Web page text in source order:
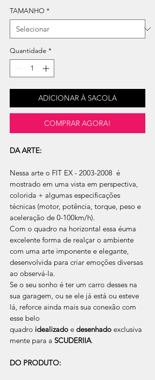
TAMANHO *
Quantidade *
ADICIONAR À SACOLA
COMPRAR AGORA!
DA ARTE:
Nessa arte o FIT EX - 2003-2008 é
mostrado em uma vista em perspectiva,
colorida + algumas especificações
técnicas (motor, potência, torque, peso e
aceleração de 0-100km/h).
Com o quadro na horizontal essa éuma
excelente forma de realçar o ambiente
com uma arte imponente e elegante,
desenvolvida para criar emoções diversas
ao observá-la.
Se o seu sonho é ter um carro desses na
sua garagem, ou se ele já está ou esteve
lá, reforce ainda mais sua conexão com
esse belo
quadro idealizado e desenhado exclusiva
mente para a SCUDERIIA.
DO PRODUTO: